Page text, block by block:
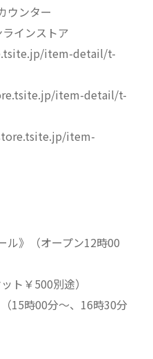
ウンター
インストア
item-detail/t-
item-detail/t-
item-
ル》（オープン12時00
ト￥500別途）
時00分～、16時30分